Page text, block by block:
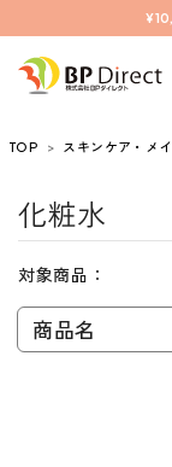
TOP スキンケア・メ
化粧水
対象商品：
商品名